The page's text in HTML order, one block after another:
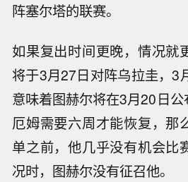
阵塞尔塔的联赛。
如果复出时间更晚，情况就
将于3月27日对阵乌拉圭，3
意味着图赫尔将在3月20日
厄姆需要六周才能恢复，那
单之前，他几乎没有机会比
况时，图赫尔没有征召他。